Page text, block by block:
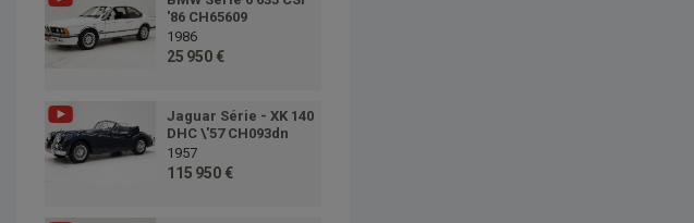
'86 CH65609
1986
25 950 €
Jaguar Série - XK 140
DHC \'57 CH093dn
1957
115 950 €